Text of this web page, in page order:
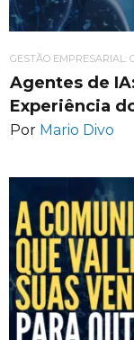
GESTÃO EMPRESARIAL:
Agentes de
Experiência
Por Mario Divo